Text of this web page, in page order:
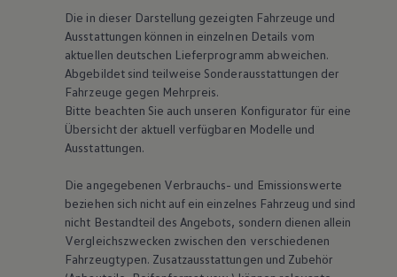
Die in dieser Darstellung gezeigten Fahrzeuge und
Ausstattungen können in einzelnen Details vom
aktuellen deutschen Lieferprogramm abweichen.
Abgebildet sind teilweise Sonderausstattungen der
Fahrzeuge gegen Mehrpreis.
Bitte beachten Sie auch unseren Konfigurator für eine
Übersicht der aktuell verfügbaren Modelle und
Ausstattungen.
Die angegebenen Verbrauchs- und Emissionswerte
beziehen sich nicht auf ein einzelnes Fahrzeug und sind
nicht Bestandteil des Angebots, sondern dienen allein
Vergleichszwecken zwischen den verschiedenen
Fahrzeugtypen. Zusatzausstattungen und Zubehör